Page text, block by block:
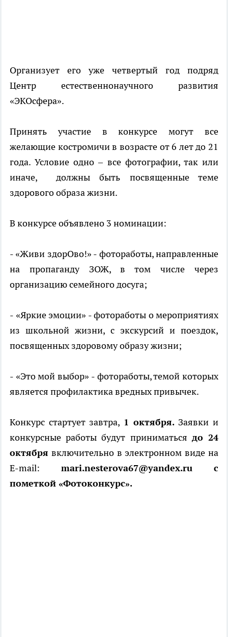
Организует его уже четвертый год подряд
Центр естественнонаучного развития
«ЭКОсфера».
Принять участие в конкурсе могут все
желающие костромичи в возрасте от 6 лет до 21
года. Условие одно – все фотографии, так или
иначе, должны быть посвященные теме
здорового образа жизни.
В конкурсе объявлено 3 номинации:
- «Живи здорОво!» - фотоработы, направленные
на пропаганду ЗОЖ, в том числе через
организацию семейного досуга;
- «Яркие эмоции» - фотоработы о мероприятиях
из школьной жизни, с экскурсий и поездок,
посвященных здоровому образу жизни;
- «Это мой выбор» - фотоработы, темой которых
является профилактика вредных привычек.
Конкурс стартует завтра, 1 октября.Заявки и
конкурсные работы будут приниматься до 24
октября включительно в электронном виде на
E-mail: mari.nesterova67@yandex.ru с
пометкой «Фотоконкурс».